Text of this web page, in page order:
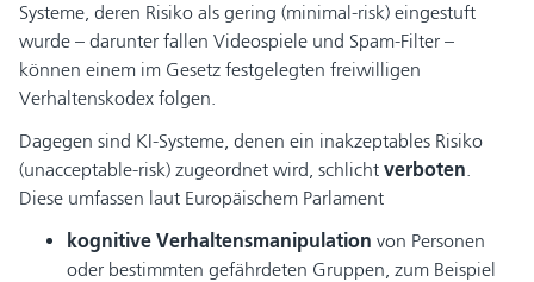
Systeme, deren Risiko als gering (minimal-risk) eingestuft
wurde – darunter fallen Videospiele und Spam-Filter –
können einem im Gesetz festgelegten freiwilligen
Verhaltenskodex folgen.
Dagegen sind KI-Systeme, denen ein inakzeptables Risiko
(unacceptable-risk) zugeordnet wird, schlicht verboten.
Diese umfassen laut Europäischem Parlament
kognitive Verhaltensmanipulation von Personen
oder bestimmten gefährdeten Gruppen, zum Beispiel